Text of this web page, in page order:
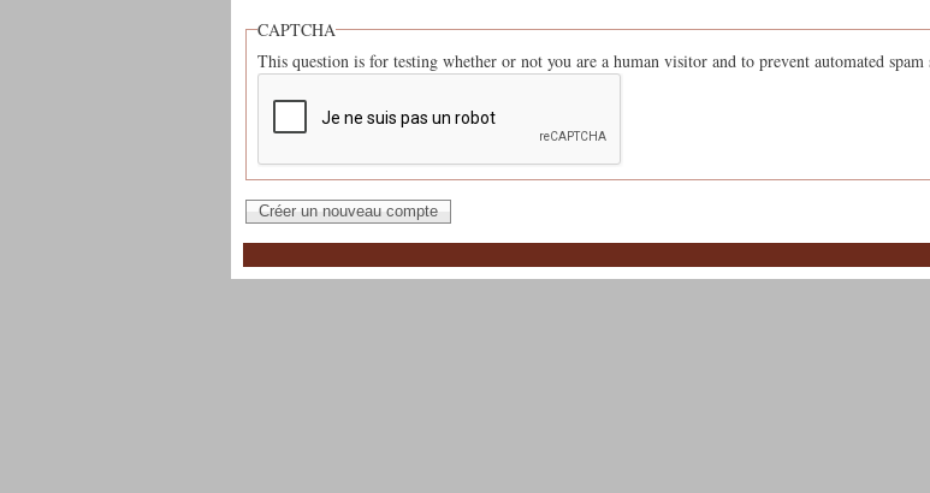
CAPTCHA
This question is for testing whether or not you are a human visitor and to prevent automated spam